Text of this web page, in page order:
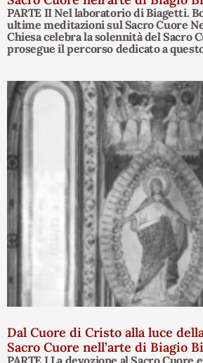
PARTE II Nel laboratorio di Biagetti.
ultime meditazioni sul Sacro Cuore
Chiesa celebra la solennità del Sacro
prosegue il percorso dedicato a
Dal Cuore di Cristo alla luce
Sacro Cuore nell’arte di Biagio